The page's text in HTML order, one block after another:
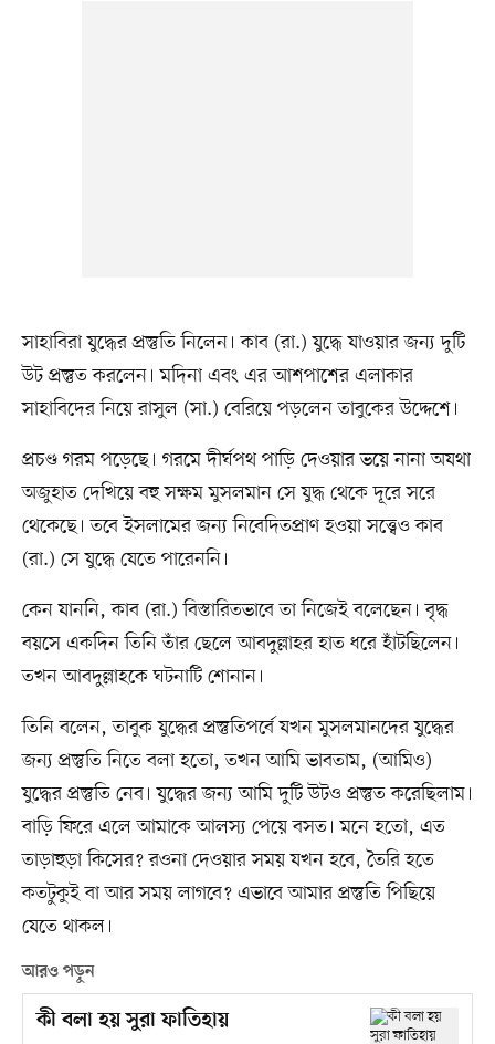
সাহাবিরা যুদ্ধের প্রস্তুতি নিলেন। কাব (রা.) যুদ্ধে যাওয়ার জন্য দুটি
উট প্রস্তুত করলেন। মদিনা এবং এর আশপাশের এলাকার
সাহাবিদের নিয়ে রাসুল (সা.) বেরিয়ে পড়লেন তাবুকের উদ্দেশে।
প্রচণ্ড গরম পড়েছে। গরমে দীর্ঘপথ পাড়ি দেওয়ার ভয়ে নানা অযথা
অজুহাত দেখিয়ে বহু সক্ষম মুসলমান সে যুদ্ধ থেকে দূরে সরে
থেকেছে। তবে ইসলামের জন্য নিবেদিতপ্রাণ হওয়া সত্ত্বেও কাব
(রা.) সে যুদ্ধে যেতে পারেননি।
কেন যাননি, কাব (রা.) বিস্তারিতভাবে তা নিজেই বলেছেন। বৃদ্ধ
বয়সে একদিন তিনি তাঁর ছেলে আবদুল্লাহর হাত ধরে হাঁটছিলেন।
তখন আবদুল্লাহকে ঘটনাটি শোনান।
তিনি বলেন, তাবুক যুদ্ধের প্রস্তুতিপর্বে যখন মুসলমানদের যুদ্ধের
জন্য প্রস্তুতি নিতে বলা হতো, তখন আমি ভাবতাম, (আমিও)
যুদ্ধের প্রস্তুতি নেব। যুদ্ধের জন্য আমি দুটি উটও প্রস্তুত করেছিলাম।
বাড়ি ফিরে এলে আমাকে আলস্য পেয়ে বসত। মনে হতো, এত
তাড়াহুড়া কিসের? রওনা দেওয়ার সময় যখন হবে, তৈরি হতে
কতটুকুই বা আর সময় লাগবে? এভাবে আমার প্রস্তুতি পিছিয়ে
যেতে থাকল।
আরও পড়ুন
কী বলা হয় সুরা ফাতিহায়